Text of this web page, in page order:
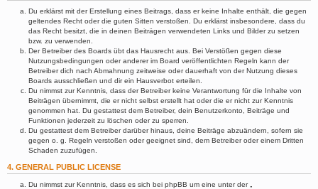
Du erklärst mit der Erstellung eines Beitrags, dass er keine Inhalte enthält, die gegen
geltendes Recht oder die guten Sitten verstoßen. Du erklärst insbesondere, dass du
das Recht besitzt, die in deinen Beiträgen verwendeten Links und Bilder zu setzen
bzw. zu verwenden.
Der Betreiber des Boards übt das Hausrecht aus. Bei Verstößen gegen diese
Nutzungsbedingungen oder anderer im Board veröffentlichten Regeln kann der
Betreiber dich nach Abmahnung zeitweise oder dauerhaft von der Nutzung dieses
Boards ausschließen und dir ein Hausverbot erteilen.
Du nimmst zur Kenntnis, dass der Betreiber keine Verantwortung für die Inhalte von
Beiträgen übernimmt, die er nicht selbst erstellt hat oder die er nicht zur Kenntnis
genommen hat. Du gestattest dem Betreiber, dein Benutzerkonto, Beiträge und
Funktionen jederzeit zu löschen oder zu sperren.
Du gestattest dem Betreiber darüber hinaus, deine Beiträge abzuändern, sofern sie
gegen o. g. Regeln verstoßen oder geeignet sind, dem Betreiber oder einem Dritten
Schaden zuzufügen.
4. GENERAL PUBLIC LICENSE
Du nimmst zur Kenntnis, dass es sich bei phpBB um eine unter der „